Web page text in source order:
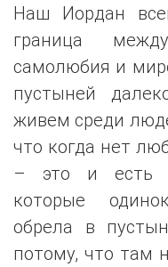
Наш Иордан
граница
самолюбия и
пустыней
живем среди
что когда нет
– это и есть
которые
обрела в
потому, что там